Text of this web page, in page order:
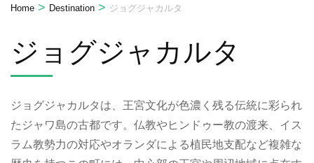
Home > Destination > ジョグジャカルタ
ジョグジャカルタ
ジョグジャカルタは、王宮文化が色濃く残る伝統に彩られ
たジャワ島の古都です。仏教やヒンドゥー教の渡来、イス
ラム教勢力の対応やオランダによる植民地支配など複雑な